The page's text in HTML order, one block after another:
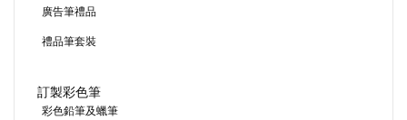
廣告筆禮品
禮品筆套裝
訂製彩色筆
彩色鉛筆及蠟筆